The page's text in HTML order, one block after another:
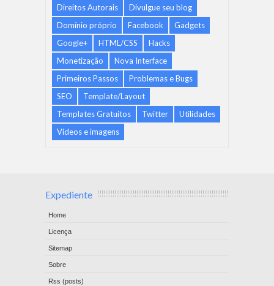
Direitos Autorais
Divulgue seu blog
Domínio próprio
Facebook
Gadgets
Google+
HTML/CSS
Hacks
Monetização
Nova Interface
Primeiros Passos
Problemas e Bugs
SEO
Template/Layout
Templates Gratuitos
Twitter
Utilidades
Vídeos e imagens
Expediente
Home
Licença
Sitemap
Sobre
Rss (posts)